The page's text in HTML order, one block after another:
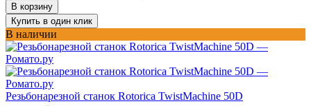
В корзину
Купить в один клик
В наличии
Резьбонарезной станок Rotorica TwistMachine 50D